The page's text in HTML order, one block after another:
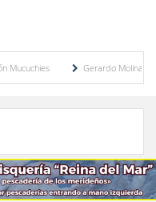
Gerardo Molina: “El